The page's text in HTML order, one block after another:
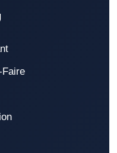
Faire